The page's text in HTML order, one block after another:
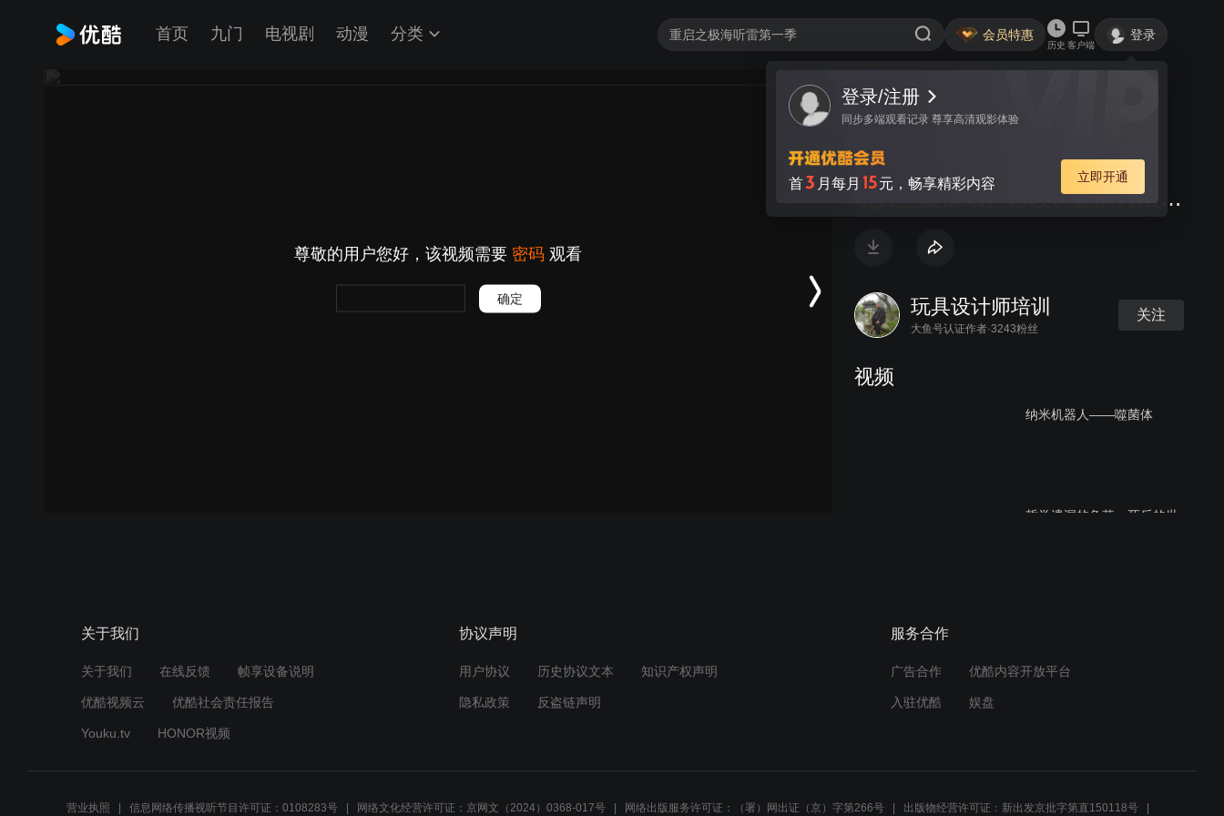
首页 九门 电视剧 动漫 分类 会员特惠
历史 客户端
登录
登录/注册
同步多端观看记录 尊享高清观影体验
首3 月每月 15元，畅享精彩内容 立即开通
尊敬的用户您好，该视频需要 密码 观看
确定
视频 讨论
(加密)毛绒玩具设计师培训课程,
玩具熊腿部纸样修改调整的方法和
玩具设计师培训
大鱼号认证作者·3243粉丝
关注
视频
纳米机器人——噬菌体
哲学遗漏的角落：死后的世
关于我们
关于我们 在线反馈 帧享设备说明
优酷视频云 优酷社会责任报告
Youku.tv HONOR视频
协议声明
用户协议 历史协议文本 知识产权声明
隐私政策 反盗链声明
服务合作
广告合作 优酷内容开放平台
入驻优酷 娱盘
营业执照 信息网络传播视听节目许可证：0108283号 网络文化经营许可证：京网文（2024）0368-017号 网络出版服务许可证：（署）网出证（京）字第266号 出版物经营许可证：新出发京批字第直150118号